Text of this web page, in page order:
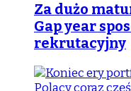
Za dużo
Gap year
rekrutacyjny